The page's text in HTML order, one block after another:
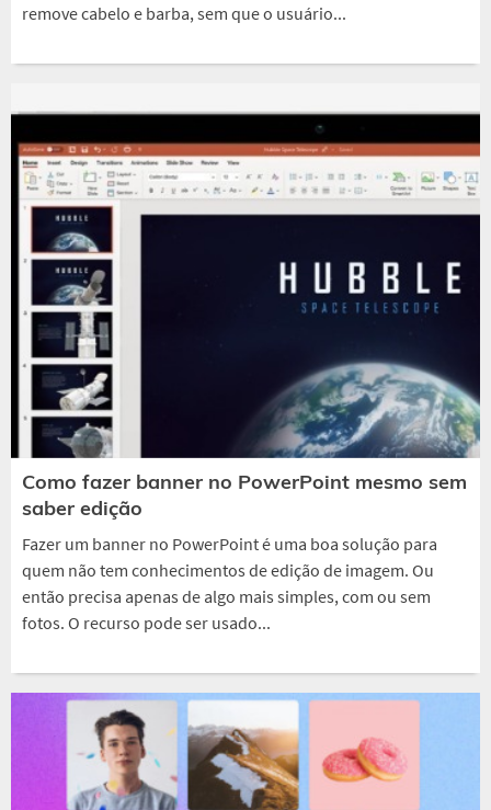
remove cabelo e barba, sem que o usuário...
Como fazer banner no PowerPoint mesmo sem
saber edição
Fazer um banner no PowerPoint é uma boa solução para
quem não tem conhecimentos de edição de imagem. Ou
então precisa apenas de algo mais simples, com ou sem
fotos. O recurso pode ser usado...